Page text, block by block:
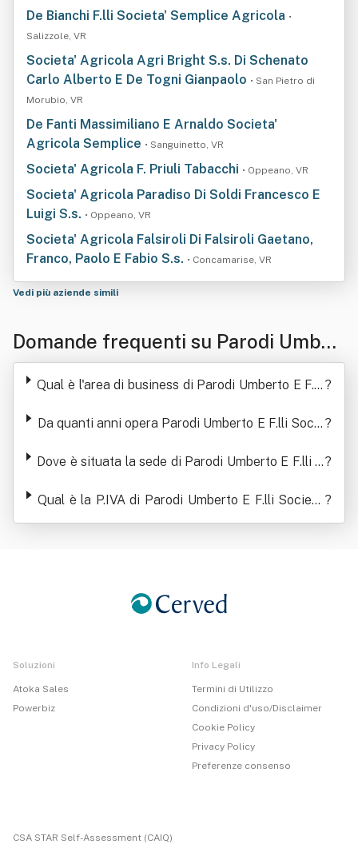
De Bianchi F.lli Societa' Semplice Agricola •
Salizzole, VR
Societa' Agricola Agri Bright S.s. Di Schenato
Carlo Alberto E De Togni Gianpaolo • San Pietro di
Morubio, VR
De Fanti Massimiliano E Arnaldo Societa'
Agricola Semplice • Sanguinetto, VR
Societa' Agricola F. Priuli Tabacchi • Oppeano, VR
Societa' Agricola Paradiso Di Soldi Francesco E
Luigi S.s. • Oppeano, VR
Societa' Agricola Falsiroli Di Falsiroli Gaetano,
Franco, Paolo E Fabio S.s. • Concamarise, VR
Vedi più aziende simili
Domande frequenti su Parodi Umber
to E F.lli Società Agricola Semplice
Qual è l'area di business di Parodi Umberto E F.lli ?
Da quanti anni opera Parodi Umberto E F.lli Socie ?
Dove è situata la sede di Parodi Umberto E F.lli S?
Qual è la P.IVA di Parodi Umberto E F.lli Società
Agricola Semplice
?
Soluzioni
Atoka Sales
Powerbiz
Info Legali
Termini di Utilizzo
Condizioni d'uso/Disclaimer
Cookie Policy
Privacy Policy
Preferenze consenso
CSA STAR Self-Assessment (CAIQ)